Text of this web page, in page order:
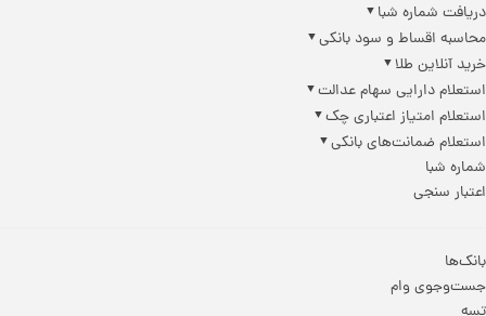
دریافت شماره شبا
محاسبه اقساط و سود بانکی
خرید آنلاین طلا
استعلام دارایی سهام عدالت
استعلام امتیاز اعتباری چک
استعلام ضمانت‌های بانکی
شماره شبا
اعتبار سنجی
بانک‌ها
جست‌وجوی وام